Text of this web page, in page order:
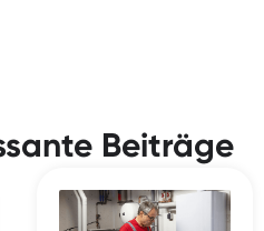
Beiträge